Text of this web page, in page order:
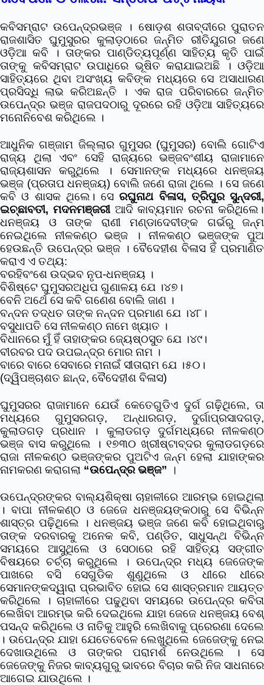
କବିସମ୍ରାଟ ଉପେନ୍ଦ୍ରଭଞ୍ଜ । ଷୋଡ଼ଶ ଶତାବ୍ଦୀରେ ପୁରାତନ
ରାଜଶାସିତ ଘୁମୁସୁରର କୁଲାଡ଼ଠାରେ ଜନ୍ମିତ ରୀତିଯୁଗର ଜଣେ
ଓଡ଼ିଆ କବି । ତାଙ୍କର ପାଣ୍ଡିତ୍ୟପୂର୍ଣ୍ଣ ସାହିତ୍ୟ କୃତି ପାଇଁ
ତାଙ୍କୁ କବିସମ୍ରାଟ ଉପାଧିରେ ଭୂଷିତ କରାଯାଇଅଛି । ଓଡ଼ିଆ
ସାହିତ୍ୟରେ ଥିବା ଅସଂଖ୍ୟ କବିଙ୍କ ମଧ୍ୟରେ ସେ ଅସାଧାରଣ
ପ୍ରସିଦ୍ଧି ଲାଭ କରିଅଛନ୍ତି । ଏକ ରାଜ ପରିବାରରେ ଜନ୍ମିତ
ଉପେନ୍ଦ୍ର ଭଞ୍ଜ ରାଜପଦଠାରୁ ଦୂରରେ ରହି ଓଡ଼ିଆ ସାହିତ୍ୟରେ
ମନୋନିବେଶ କରିଥିଲେ ।
ଆଧୁନିକ ଗଞ୍ଜାମ ଜିଲ୍ଲାର ଗୁମୁସର (ଘୁମୁସର) ବୋଲି ଗୋଟିଏ
ରାଜ୍ୟ ଥିଲା ଏବଂ ସେହି ରାଜ୍ୟରେ ଭଞ୍ଜବଂଶୀୟ ରାଜାମାନେ
ରାଜ୍ୟଶାସନ କରୁଥିଲେ । ସେମାନଙ୍କ ମଧ୍ୟରେ ଧନଞ୍ଜୟ
ଭଞ୍ଜ (ପ୍ରତାପ ଧନଞ୍ଜୟ) ବୋଲି ଜଣେ ରାଜା ଥିଲେ । ସେ ଜଣେ
କବି ଓ ଶାସକ ଥିଲେ। ସେରଘୁନାଥ ବିଳାସ, ତ୍ରିପୁର ସୁନ୍ଦରୀ,
ଇଚ୍ଛାବତୀ, ମଦନମଞ୍ଜରୀଆଦି କାବ୍ୟମାନ ରଚନା କରିଥିଲେ।
ଧନଞ୍ଜୟ ଓ ତାଙ୍କ ରାଣୀ ମଣ୍ଡାଦେବୀଙ୍କ ଗର୍ଭରୁ ଜନ୍ମ
ନେଇଥିଲେ ନୀଳକଣ୍ଠ ଭଞ୍ଜ । ନୀଳକଣ୍ଠ ଭଞ୍ଜଙ୍କ ପୁଅ
ହେଉଛନ୍ତି ଉପେନ୍ଦ୍ର ଭଞ୍ଜ । ବୈଦେହୀଶ ବିଳାସ ହିଁ ପ୍ରମାଣିତ
କରାଏ ଏ ତଥ୍ୟ:
ବରହିବଂଶେ ଉଦ୍ଭବ ନୃପ-ଧନଞ୍ଜୟ ।
ବିଶିଷ୍ଟେ ଘୁମୁସରଅଧିପ ଗୁଣାଳୟ ଯେ ।୪୭।
ବେନି ଅର୍ଥେ ସେ କବି ଗଣେଶ ବୋଲି ଜାଣ ।
ବନ୍ଦନ ତଦ୍ଧତ ତାଙ୍କ ନନ୍ଦନ ପ୍ରମାଣ ଯେ ।୪୮।
ବସୁଧାପତି ସେ ନୀଳକଣ୍ଠ ନାମେ ଖ୍ୟାତ ।
ବିଧାନରେ ମୁଁ ହିଁ ତାହାଙ୍କର ଜ୍ୟେଷ୍ଠସୁତ ଯେ ।୪୯।
ବୀରବର ପଦ ଉପଇନ୍ଦ୍ର ମୋର ନାମ ।
ବାରେ ବାରେ ସେବାରେ ମନାଇଁ ସୀତାରାମ ଯେ ।୫୦।
(ଦ୍ୱିପଞ୍ଚାଶତ ଛାନ୍ଦ, ବୈଦେହୀଶ ବିଳାସ)
ଘୁମୁସରର ରାଜାମାନେ ଯେଉଁ କେତେଗୁଡିଏ ଦୁର୍ଗ ଗଢ଼ିଥିଲେ, ତା
ମଧ୍ୟରେ ଗୁମୁସରଗଡ଼, ଅନ୍ଧାରଗଡ଼, ଦୁର୍ଗାପ୍ରସାଦଗଡ଼,
କୁଲାଡଗଡ଼ ପ୍ରଧାନ । କୁଲାଡଗଡ଼ ଦୁର୍ଗମଧ୍ୟରେ ନୀଳକଣ୍ଠ
ଭଞ୍ଜ ବାସ କରୁଥିଲେ । ୧୭୩୦ ଖ୍ରୀଷ୍ଟାବ୍ଦର କୁଲାଡଗଡ଼ରେ
ରାଜା ନୀଳକଣ୍ଠ ଭଞ୍ଜଙ୍କର ପୁଅଟିଏ ଜନ୍ମ ହେଲା ଯାହାଙ୍କର
ନାମକରଣ କରାଗଲା “ଉପେନ୍ଦ୍ର ଭଞ୍ଜ” ।
ଉପେନ୍ଦ୍ରଙ୍କର ବାଲ୍ୟଶିକ୍ଷା ଚାହାଳୀରେ ଆରମ୍ଭ ହୋଇଥିଲା
। ବାପା ନୀଳକଣ୍ଠ ଓ ଜେଜେ ଧନଞ୍ଜୟଙ୍କଠାରୁ ସେ ବିଭିନ୍ନ
ଶାସ୍ତ୍ର ପଢ଼ିଥିଲେ । ଧନଞ୍ଜୟ ଭଞ୍ଜ ଜଣେ କବି ହୋଇଥିବାରୁ
ତାଙ୍କ ଦରବାରକୁ ଅନେକ କବି, ପଣ୍ଡିତ, ସାଧୁସନ୍ଥ ବିଭିନ୍ନ
ସମୟରେ ଆସୁଥିଲେ ଓ ସେଠାରେ ରହି ସାହିତ୍ୟ ସଙ୍ଗୀତ
ବିଷୟରେ ଚର୍ଚ୍ଚା କରୁଥିଲେ । ଉପେନ୍ଦ୍ର ମଧ୍ୟ ଜେଜେଙ୍କ
ପାଖରେ ବସି ସେଗୁଡିକ ଶୁଣୁଥିଲେ ଓ ଧୀରେ ଧୀରେ
ସେମାନଙ୍କଦ୍ୱାରା ପ୍ରଭାବିତ ହୋଇ ସେ ଶାସ୍ତ୍ରମାନ ଆୟତ୍ତ
କରିଥିଲେ । ଚାହାଳୀରେ ପଢୁଥିବା ସମୟରେ ଉପେନ୍ଦ୍ର କବିତା
ଲେଖିବା ଆରମ୍ଭ କରି ଦେଇଥିଲେ ଯାହା ଜେଜେ ଧନଞ୍ଜୟ ବେଶ୍
ପସନ୍ଦ କରିଥିଲେ ଓ ନାତିକୁ ଆହୁରି ଲେଖିବାକୁ ପ୍ରେରଣା ଦେଲେ
। ଉପେନ୍ଦ୍ର ଯାହା ଯେତେବେଳେ ଲେଖୁଥିଲେ ଜେଜେଙ୍କୁ ନେଇ
ଦେଖାଉଥିଲେ ଓ ତାଙ୍କର ପରାମର୍ଶ ନେଉଥିଲେ । ସେ
ଜେଜେଙ୍କୁ ନିଜର କାବ୍ୟଗୁରୁ ଭାବରେ ବିଚାର କରି ନିଜ ସାଧନାରେ
ଆଗେଇ ଯାଉଥିଲେ ।